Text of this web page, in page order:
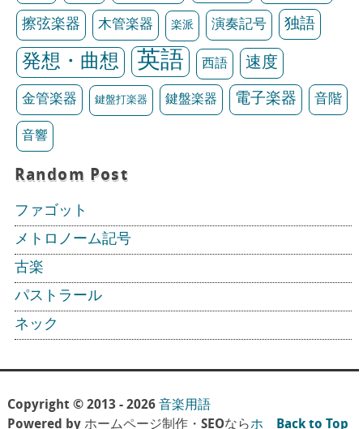
擦弦楽器 木管楽器 楽派 演奏記号 独語
発想・曲想 英語 西語 速度
金管楽器 鍵盤打楽器 鍵盤楽器 電子楽器 音階
音響
Random Post
ファゴット
メトロノーム記号
古楽
パストラール
ネック
Copyright © 2013 - 2026音楽用語
Powered by ホームページ制作・SEOならホ Back to Top